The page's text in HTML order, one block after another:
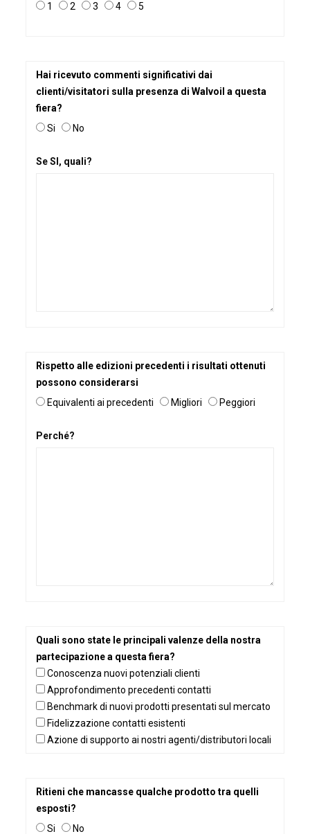
1 2 3 4 5
Hai ricevuto commenti significativi dai
clienti/visitatori sulla presenza di Walvoil a questa
fiera?
Si
No
Se SI, quali?
Rispetto alle edizioni precedenti i risultati ottenuti
possono considerarsi
Equivalenti ai precedenti
Migliori Peggiori
Perché?
Quali sono state le principali valenze della nostra
partecipazione a questa fiera?
Conoscenza nuovi potenziali clienti
Approfondimento precedenti contatti
Benchmark di nuovi prodotti presentati sul mercato
Fidelizzazione contatti esistenti
Azione di supporto ai nostri agenti/distributori locali
Ritieni che mancasse qualche prodotto tra quelli
esposti?
Si
No